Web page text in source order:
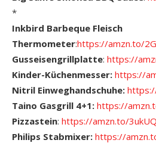
*
Inkbird Barbeque Fleisch
Thermometer:https://amzn.to/
Gusseisengrillplatte: https://
Kinder-Küchenmesser: https://
Nitril Einweghandschuhe:
Taino Gasgrill 4+1: https://
Pizzastein: https://amzn.to/
Philips Stabmixer: https://